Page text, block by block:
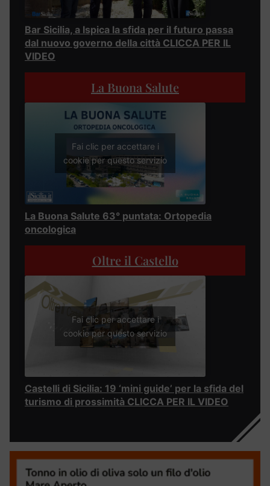
Bar Sicilia, a Ispica la sfida per il futuro passa
dal nuovo governo della città CLICCA PER IL
VIDEO
La Buona Salute
Fai clic per accettare i
cookie per questo servizio
La Buona Salute 63° puntata: Ortopedia
oncologica
Oltre il Castello
Fai clic per accettare i
cookie per questo servizio
Castelli di Sicilia: 19 ‘mini guide’ per la sfida del
turismo di prossimità CLICCA PER IL VIDEO